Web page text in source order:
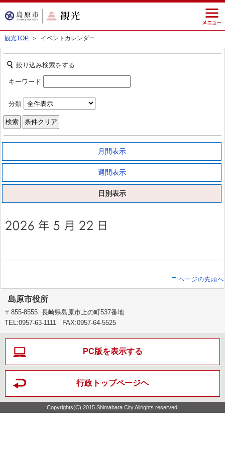
観光TOP ＞ イベントカレンダー
絞り込み検索をする
キーワード
分類
月間表示
週間表示
日別表示
ページの先頭へ
島原市役所
〒855-8555 長崎県島原市上の町537番地
TEL:0957-63-1111 FAX:0957-64-5525
PC版を表示する
行政トップページヘ
Copyrights(C) 2015 Shimabara City Allrights reserved.